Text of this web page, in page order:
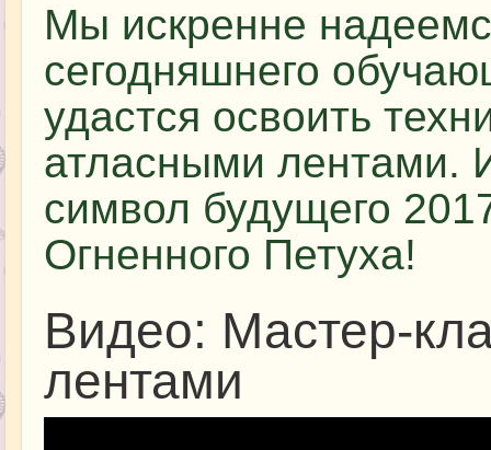
Мы искренне
сегодняшнего
удастся освоить
атласными лентами.
символ будущего
Огненного Петуха!
Видео: Мастер-
лентами